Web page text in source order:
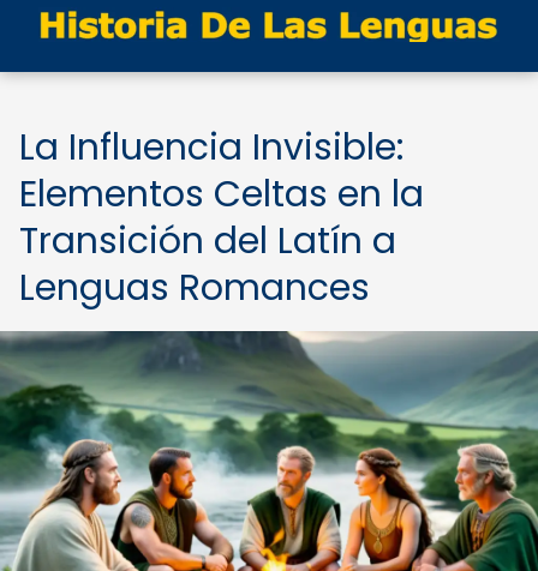
La Influencia Invisible:
Elementos Celtas en la
Transición del Latín a
Lenguas Romances